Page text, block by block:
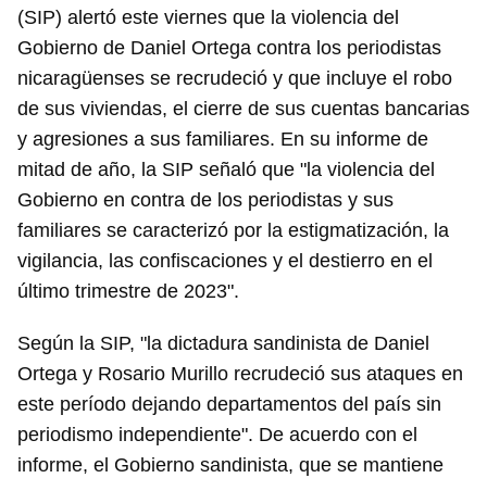
(SIP) alertó este viernes que la violencia del
Gobierno de Daniel Ortega contra los periodistas
nicaragüenses se recrudeció y que incluye el robo
de sus viviendas, el cierre de sus cuentas bancarias
y agresiones a sus familiares. En su informe de
mitad de año, la SIP señaló que "la violencia del
Gobierno en contra de los periodistas y sus
familiares se caracterizó por la estigmatización, la
vigilancia, las confiscaciones y el destierro en el
último trimestre de 2023".
Según la SIP, "la dictadura sandinista de Daniel
Ortega y Rosario Murillo recrudeció sus ataques en
este período dejando departamentos del país sin
periodismo independiente". De acuerdo con el
informe, el Gobierno sandinista, que se mantiene